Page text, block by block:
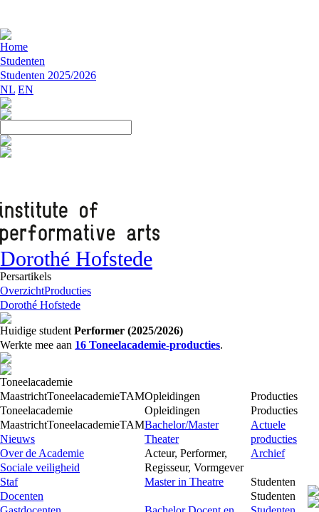
Home
Studenten
Studenten 2025/2026
NL EN
Dorothé Hofstede
Persartikels
OverzichtProducties
Dorothé Hofstede
Huidige student Performer (2025/2026)
Werkte mee aan 16 Toneelacademie-producties.
Toneelacademie
MaastrichtToneelacademieTAM
Toneelacademie
MaastrichtToneelacademieTAM
Nieuws
Over de Academie
Sociale veiligheid
Staf
Docenten
Opleidingen
Opleidingen
Bachelor/Master
Theater
Acteur, Performer,
Regisseur, Vormgever
Master in Theatre
Producties
Producties
Actuele
producties
Archief
Studenten
Studenten